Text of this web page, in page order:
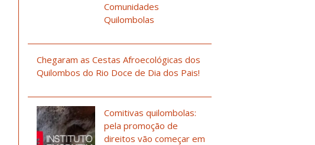
Comunidades
Quilombolas
Chegaram as Cestas Afroecológicas dos
Quilombos do Rio Doce de Dia dos Pais!
Comitivas quilombolas:
pela promoção de
direitos vão começar em